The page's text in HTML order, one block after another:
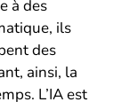
à des
ils
des
ainsi, la
L’IA est